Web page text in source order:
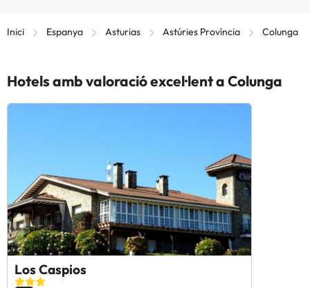
Inici Espanya Asturias Astúries Província Colunga
Hotels amb valoració excel·lent a Colunga
Los Caspios